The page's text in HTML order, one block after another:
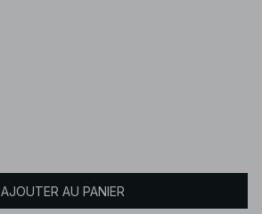
AJOUTER AU PANIER